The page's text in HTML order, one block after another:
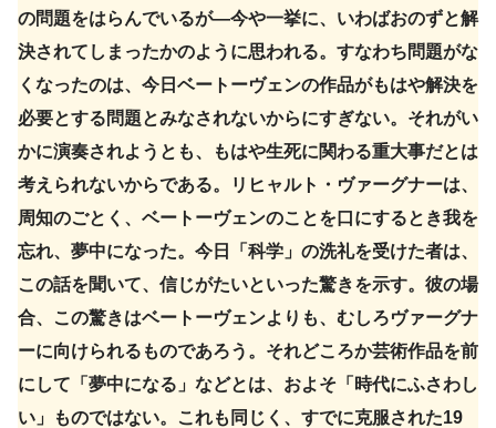
の問題をはらんでいるが—今や一挙に、いわばおのずと解
決されてしまったかのように思われる。すなわち問題がな
くなったのは、今日ベートーヴェンの作品がもはや解決を
必要とする問題とみなされないからにすぎない。それがい
かに演奏されようとも、もはや生死に関わる重大事だとは
考えられないからである。リヒャルト・ヴァーグナーは、
周知のごとく、ベートーヴェンのことを口にするとき我を
忘れ、夢中になった。今日「科学」の洗礼を受けた者は、
この話を聞いて、信じがたいといった驚きを示す。彼の場
合、この驚きはベートーヴェンよりも、むしろヴァーグナ
ーに向けられるものであろう。それどころか芸術作品を前
にして「夢中になる」などとは、およそ「時代にふさわし
い」ものではない。これも同じく、すでに克服された19